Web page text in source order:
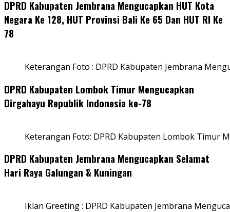
DPRD Kabupaten Jembrana Mengucapkan HUT Kota
Negara Ke 128, HUT Provinsi Bali Ke 65 Dan HUT RI Ke
78
Keterangan Foto : DPRD Kabupaten Jembrana
DPRD Kabupaten Lombok Timur Mengucapkan
Dirgahayu Republik Indonesia ke-78
Keterangan Foto: DPRD Kabupaten Lombok Timur
DPRD Kabupaten Jembrana Mengucapkan Selamat
Hari Raya Galungan & Kuningan
Iklan Greeting : DPRD Kabupaten Jembrana